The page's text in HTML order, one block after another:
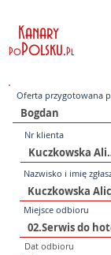
Kanary
PoPolsku.Pl
Oferta przygotowana
Nr klienta
Nazwisko i imię
Miejsce odbioru
Dat odbioru